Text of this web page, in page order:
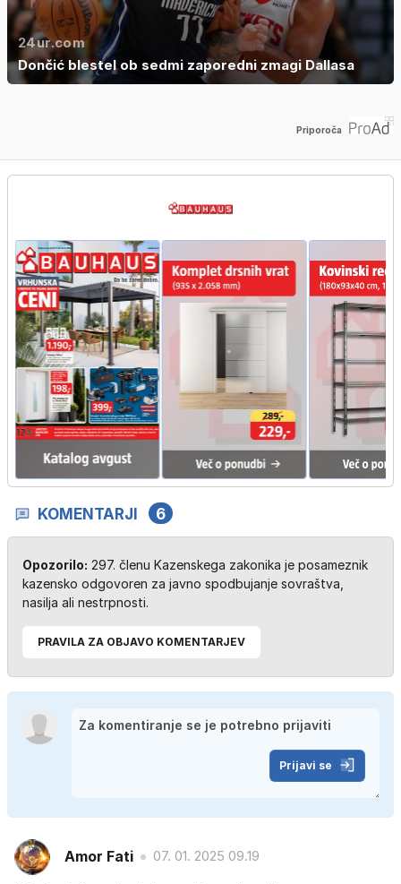
24ur.com
Dončić blestel ob sedmi zaporedni zmagi Dallasa
Priporoča
KOMENTARJI 6
Opozorilo: 297. členu Kazenskega zakonika je posameznik
kazensko odgovoren za javno spodbujanje sovraštva,
nasilja ali nestrpnosti.
PRAVILA ZA OBJAVO KOMENTARJEV
Prijavi se
Amor Fati 07. 01. 2025 09.19